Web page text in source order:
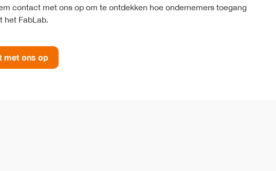
contact met ons op om te ontdekken hoe ondernemers toegang
het FabLab.
met ons op